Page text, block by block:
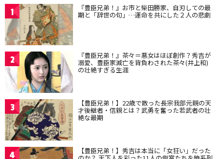
1 『豊臣兄弟！』お市と柴田勝家、自刃しての最
期と「辞世の句」…運命を共にした２人の悲劇
2 『豊臣兄弟！』茶々＝悪女はほぼ創作？秀吉が
溺愛、豊臣家滅亡を背負わされた茶々(井上和)
の壮絶すぎる生涯
3 【豊臣兄弟！】22歳で散った長宗我部元親の天
才後継者・信親とは？武勇を奮った若武者の壮
絶な最期
4 【豊臣兄弟！】秀吉は本当に「女狂い」だった